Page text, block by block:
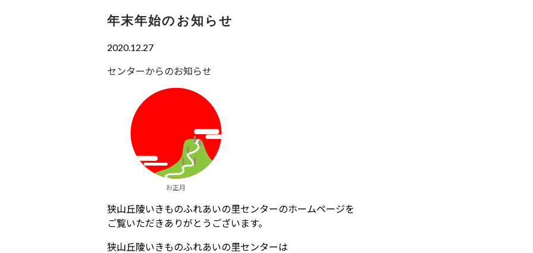
年末年始のお知らせ
2020.12.27
センターからのお知らせ
お正月
狭山丘陵いきものふれあいの里センターのホームページを
ご覧いただきありがとうございます。
狭山丘陵いきものふれあいの里センターは